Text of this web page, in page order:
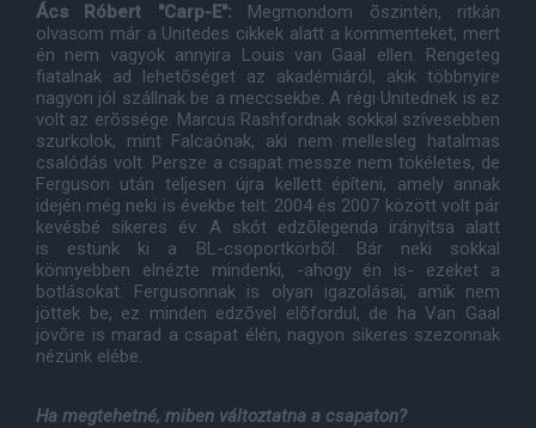
Ács Róbert "Carp-E": Megmondom õszintén, ritkán
olvasom már a Unitedes cikkek alatt a kommenteket, mert
én nem vagyok annyira Louis van Gaal ellen. Rengeteg
fiatalnak ad lehetõséget az akadémiáról, akik többnyire
nagyon jól szállnak be a meccsekbe. A régi Unitednek is ez
volt az erõssége. Marcus Rashfordnak sokkal szívesebben
szurkolok, mint Falcaónak, aki nem mellesleg hatalmas
csalódás volt. Persze a csapat messze nem tökéletes, de
Ferguson után teljesen újra kellett építeni, amely annak
idején még neki is évekbe telt. 2004 és 2007 között volt pár
kevésbé sikeres év. A skót edzõlegenda irányítsa alatt
is estünk ki a BL-csoportkörbõl. Bár neki sokkal
könnyebben elnézte mindenki, -ahogy én is- ezeket a
botlásokat. Fergusonnak is olyan igazolásai, amik nem
jöttek be, ez minden edzõvel elõfordul, de ha Van Gaal
jövõre is marad a csapat élén, nagyon sikeres szezonnak
nézünk elébe.
Ha megtehetné, miben változtatna a csapaton?